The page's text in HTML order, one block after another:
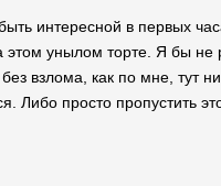
интересной в первых
этом унылом торте. Я бы
взлома, как по мне, тут
Либо просто пропустить